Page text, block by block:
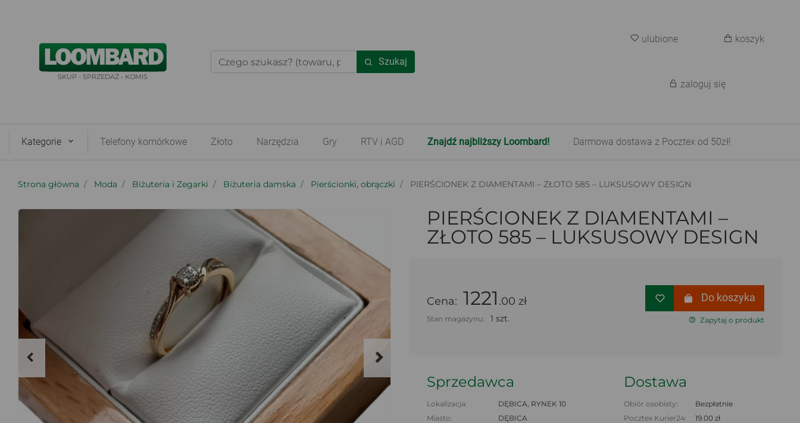
SKUP - SPRZEDAŻ - KOMIS
Szukaj
ulubione koszyk
zaloguj się
Kategorie Telefony komórkowe Złoto Narzędzia Gry RTV i AGD Znajdź najbliższy Loombard! Darmowa dostawa z Pocztex od 50zł!
Strona główna Moda Biżuteria i Zegarki Biżuteria damska Pierścionki, obrączki PIERŚCIONEK Z DIAMENTAMI – ZŁOTO 585 – LUKSUSOWY DESIGN
PIERŚCIONEK Z DIAMENTAMI –
ZŁOTO 585 – LUKSUSOWY DESIGN
Cena: 1221 .00 zł
Stan magazynu: 1 szt.
Do koszyka
Zapytaj o produkt
Sprzedawca
Lokalizacja:
DĘBICA, RYNEK 10
Miasto:
DĘBICA
Dostawa
Obiór osobisty:
Bezpłatnie
Pocztex Kurier24:
19.00 zł